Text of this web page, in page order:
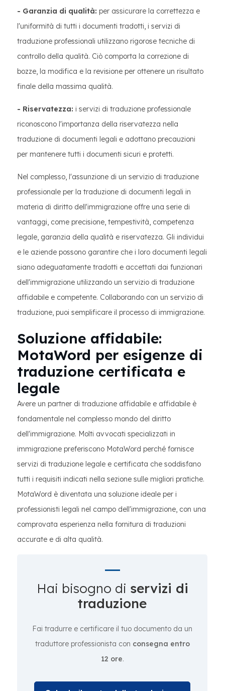
- Garanzia di qualità: per assicurare la correttezza e
l'uniformità di tutti i documenti tradotti, i servizi di
traduzione professionali utilizzano rigorose tecniche di
controllo della qualità. Ciò comporta la correzione di
bozze, la modifica e la revisione per ottenere un risultato
finale della massima qualità.
- Riservatezza: i servizi di traduzione professionale
riconoscono l'importanza della riservatezza nella
traduzione di documenti legali e adottano precauzioni
per mantenere tutti i documenti sicuri e protetti.
Nel complesso, l'assunzione di un servizio di traduzione
professionale per la traduzione di documenti legali in
materia di diritto dell'immigrazione offre una serie di
vantaggi, come precisione, tempestività, competenza
legale, garanzia della qualità e riservatezza. Gli individui
e le aziende possono garantire che i loro documenti legali
siano adeguatamente tradotti e accettati dai funzionari
dell'immigrazione utilizzando un servizio di traduzione
affidabile e competente. Collaborando con un servizio di
traduzione, puoi semplificare il processo di immigrazione.
Soluzione affidabile:
MotaWord per esigenze di
traduzione certificata e
legale
Avere un partner di traduzione affidabile e affidabile è
fondamentale nel complesso mondo del diritto
dell'immigrazione. Molti avvocati specializzati in
immigrazione preferiscono MotaWord perché fornisce
servizi di traduzione legale e certificata che soddisfano
tutti i requisiti indicati nella sezione sulle migliori pratiche.
MotaWord è diventata una soluzione ideale per i
professionisti legali nel campo dell'immigrazione, con una
comprovata esperienza nella fornitura di traduzioni
accurate e di alta qualità.
Hai bisogno di servizi di
traduzione
Fai tradurre e certificare il tuo documento da un
traduttore professionista con consegna entro
12 ore.